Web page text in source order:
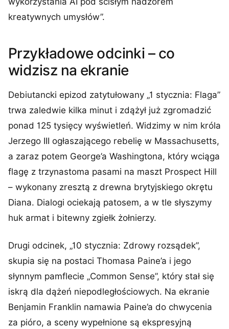
kreatywnych umysłów”.
Przykładowe odcinki – co
widzisz na ekranie
Debiutancki epizod zatytułowany „1 stycznia: Flaga”
trwa zaledwie kilka minut i zdążył już zgromadzić
ponad 125 tysięcy wyświetleń. Widzimy w nim króla
Jerzego III ogłaszającego rebelię w Massachusetts,
a zaraz potem George’a Washingtona, który wciąga
flagę z trzynastoma pasami na maszt Prospect Hill
– wykonany zresztą z drewna brytyjskiego okrętu
Diana. Dialogi ociekają patosem, a w tle słyszymy
huk armat i bitewny zgiełk żołnierzy.
Drugi odcinek, „10 stycznia: Zdrowy rozsądek”,
skupia się na postaci Thomasa Paine’a i jego
słynnym pamflecie „Common Sense”, który stał się
iskrą dla dążeń niepodległościowych. Na ekranie
Benjamin Franklin namawia Paine’a do chwycenia
za pióro, a sceny wypełnione są ekspresyjną